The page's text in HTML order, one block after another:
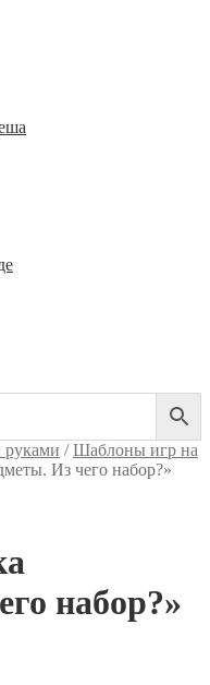
/Шаблоны игр на
Из чего набор?»
набор?»